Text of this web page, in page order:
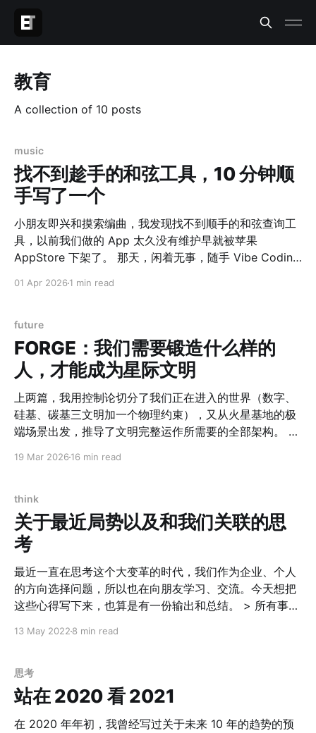
教育
A collection of 10 posts
music
找不到趁手的和弦工具，10 分钟顺
手写了一个
小朋友即兴和摸索编曲，我发现找不到顺手的和弦查询工
具，以前我们做的 App 太久没有维护早就被苹果
AppStore 下架了。 那天，闲着无事，随手 Vibe Coding
情况都非常赞。 如果 10 年前我们做这么一个工具，估计
的，只花了 10 分钟啊！ 点击这里 AI 时代下，难的不是
Solve The Problem，而是 Define The Problem 了。
01 Apr 2026 1 min read
future
FORGE：我们需要锻造什么样的
人，才能成为星际文明
上两篇，我用控制论切分了我们正在进入的世界（数字、
硅基、碳基三文明加一个物理约束），又从火星基地的极
端场景出发，推导了文明完整运作所需要的全部架构。 这
在AI加速的时代，半衰期正在快速缩短。你今天学会的工
具，三年后可能已经被一个提示词替代。 真正的问题不
是"我需要学什么"，而是"我需要成为什么"。 成为，而不
是学会。这是一个本质的区别。 FORGE是我试图回答这
个问题的框架。它不是技能清单，不是课程体系，不是招
聘标准。它是一张能力锻造图谱——描述一个在任何环境
下都能自我维持、创造意义、推动文明前进的人，需要在
谱，不是因为每个人都要去火星，而是因为极端场景是最
包、被忽略、被默认存在的东西，都必须被有意识地设计
和建造。用这个标准定义能力，你永远不会遗漏真正重要
的东西。
19 Mar 2026 16 min read
think
关于最近局势以及和我们关联的思
考
最近一直在思考这个大变革的时代，我们作为企业、个人
的方向选择问题，所以也在向朋友学习、交流。今天想把
这些心得写下来，也算是有一份输出和总结。 > 所有事情
时，才有可能发生的； 所有事情的发生，不一定是全局最
格。 关于俄乌战争 比如这场战争。 首先，美国当让希望
其他发生，才能够收割欧洲，利用美元依旧是储蓄货币的
强势，缓解国内通胀与其他矛盾的危机； 其次，俄罗斯虽
然不愿意，也需要让他发生。一方面是国内矛盾的向外转
13 May 2022 8 min read
思考
站在 2020 看 2021
在 2020 年年初，我曾经写过关于未来 10 年的趋势的预